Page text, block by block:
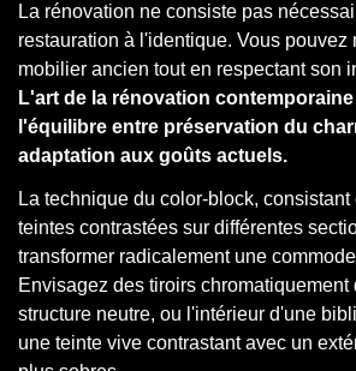
La rénovation ne consiste pas
restauration à l'identique. Vous pouvez
mobilier ancien tout en respectant son
L'art de la rénovation
l'équilibre entre préservation du
adaptation aux goûts actuels.
La technique du color-block,
teintes contrastées sur différentes
transformer radicalement une
Envisagez des tiroirs
structure neutre, ou l'intérieur d'une
une teinte vive contrastant avec un